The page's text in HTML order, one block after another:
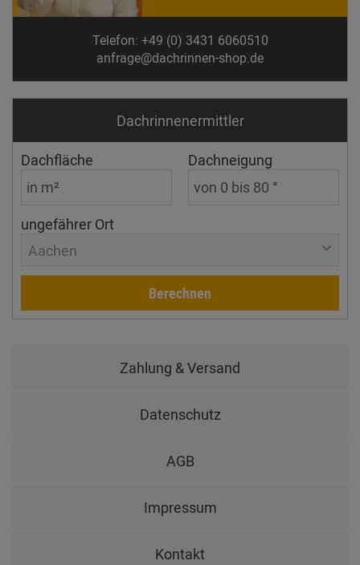
Telefon: +49 (0) 3431 6060510
anfrage@dachrinnen-shop.de
Dachrinnen­ermittler
Dachfläche Dachneigung
ungefährer Ort
Aachen
Berechnen
Zahlung & Versand
Datenschutz
AGB
Impressum
Kontakt